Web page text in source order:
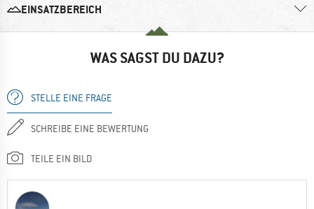
EINSATZBEREICH
WAS SAGST DU DAZU?
STELLE EINE FRAGE
SCHREIBE EINE BEWERTUNG
TEILE EIN BILD